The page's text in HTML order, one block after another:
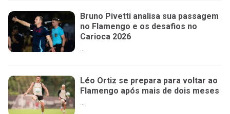
Bruno Pivetti analisa sua passagem
no Flamengo e os desafios no
Carioca 2026
...
Léo Ortiz se prepara para voltar ao
Flamengo após mais de dois meses